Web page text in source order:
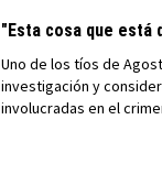
"Esta cosa que está
Uno de los tíos de
investigación y
involucradas en el